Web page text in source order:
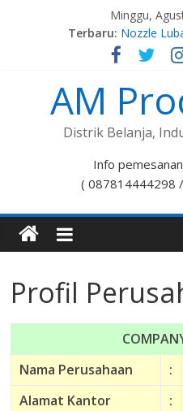
Minggu,
Terbaru: Nozzle
Spuyer
Spuyer
Nozzle
Nozzle
AM
Distrik Belanja,
Info
( 087814444298
Profil
Nama Perusahaan
:
Alamat Kantor
: